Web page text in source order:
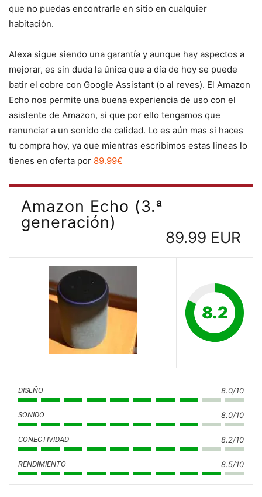
que no puedas encontrarle en sitio en cualquier
habitación.
Alexa sigue siendo una garantía y aunque hay aspectos a
mejorar, es sin duda la única que a día de hoy se puede
batir el cobre con Google Assistant (o al reves). El Amazon
Echo nos permite una buena experiencia de uso con el
asistente de Amazon, si que por ello tengamos que
renunciar a un sonido de calidad. Lo es aún mas si haces
tu compra hoy, ya que mientras escribimos estas lineas lo
tienes en oferta por 89.99€
Amazon Echo (3.ª
generación)
89.99 EUR
8.2
DISEÑO 8.0/10
SONIDO 8.0/10
CONECTIVIDAD 8.2/10
RENDIMIENTO 8.5/10